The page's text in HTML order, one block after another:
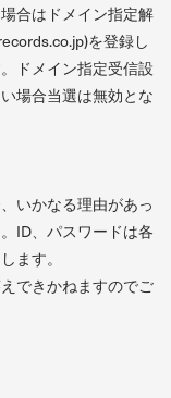
合はドメイン指定解
を登録し
ドメイン指定受信設
場合当選は無効とな
いかなる理由があっ
ID、パスワードは各
ます。
できかねますのでご